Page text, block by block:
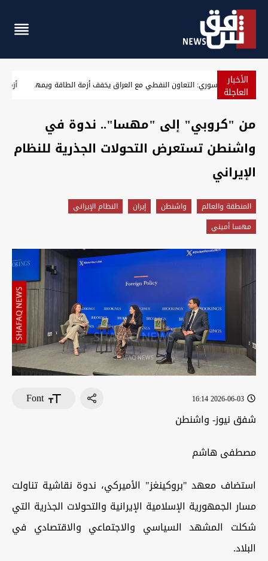
الأخبار
العاجلة مسؤول سوري: التعاون النفطي مع العراق يخفف أزمة الطاقة
من "كروبي" إلى "مهسا".. ندوة في
واشنطن تستعرض التحولات الجذرية للنظام
الإيراني
المنطقة والعالم واشنطن إيران
النظام الإيراني
مهسا أميني
2026-06-03 16:14
Font
شفق نيوز- واشنطن
مصطفى هاشم
استضاف معهد "بروكينغز" الأميركي، ندوة نقاشية تناولت
مسار الجمهورية الإسلامية الإيرانية والتحولات الجذرية التي
شكلت المشهد السياسي والاجتماعي والاقتصادي في
البلاد.